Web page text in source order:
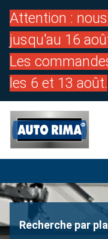
Attention :
jusqu'au 16
Les
les 6 et 13 août.
Recherche par